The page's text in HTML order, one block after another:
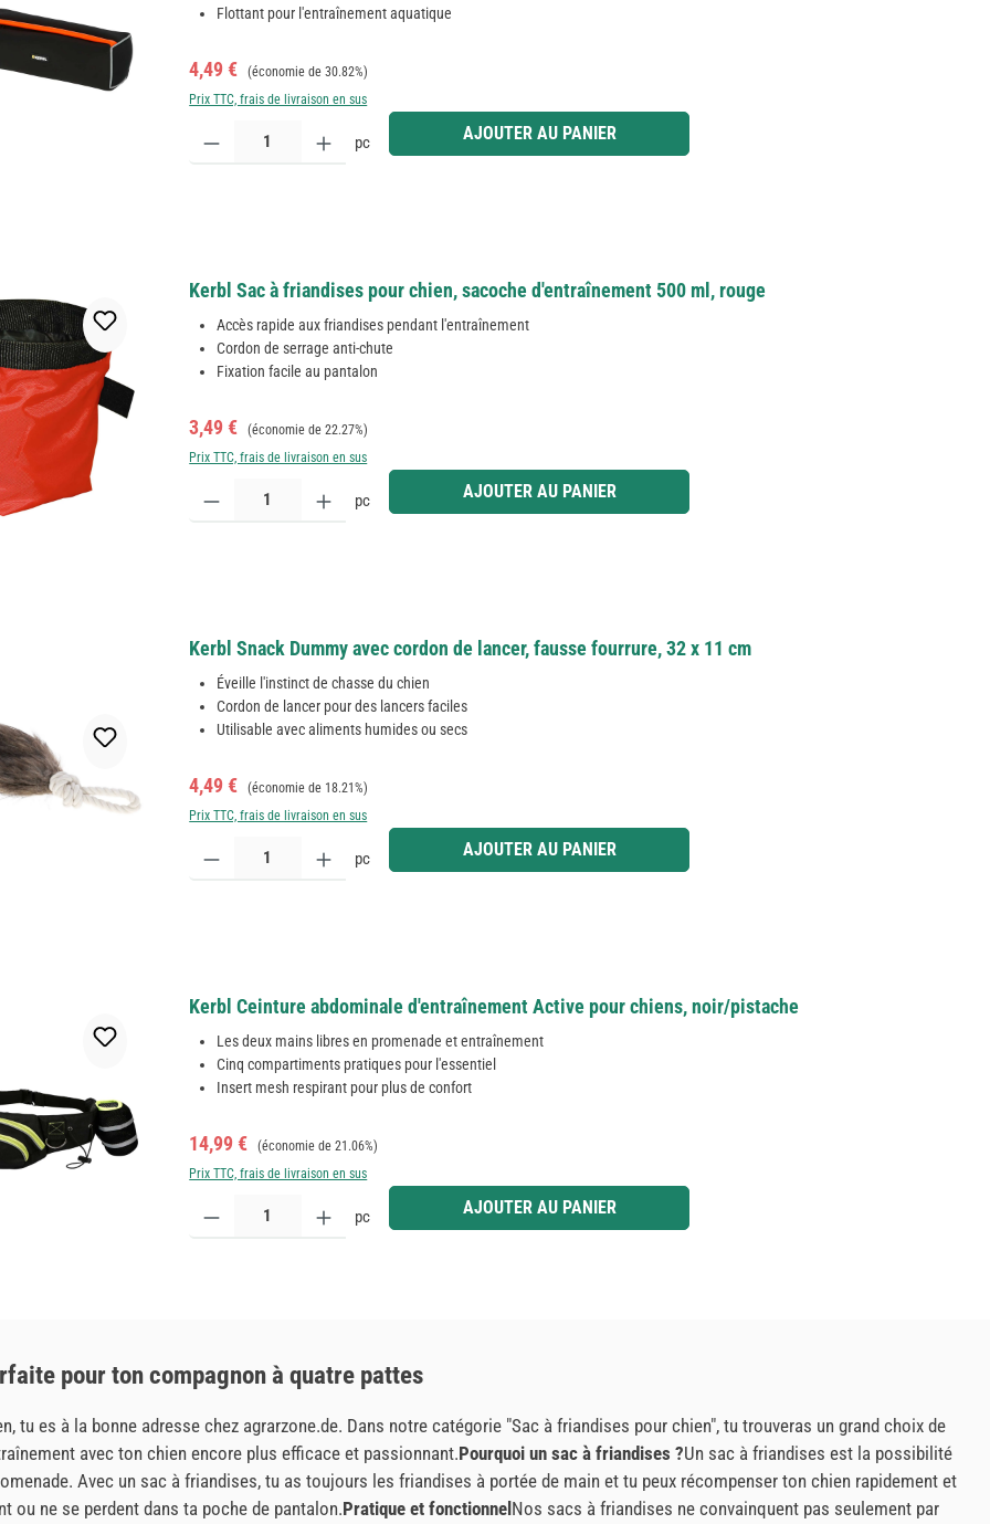
Flottant pour l'entraînement aquatique
Prix de vente :
4,49 € Prix régulier :
(économie de 30.82%)
Prix TTC, frais de livraison en sus
Quantité de produit : Entrez la quantité souhaitée ou utilisez les boutons pour augmenter ou diminuer la quantité.
pc AJOUTER AU PANIER
Kerbl Sac à friandises pour chien, sacoche d'entraînement 500 ml, rouge
Accès rapide aux friandises pendant l'entraînement
Cordon de serrage anti-chute
Fixation facile au pantalon
Prix de vente :
3,49 € Prix régulier :
(économie de 22.27%)
Prix TTC, frais de livraison en sus
Quantité de produit : Entrez la quantité souhaitée ou utilisez les boutons pour augmenter ou diminuer la quantité.
pc AJOUTER AU PANIER
Kerbl Snack Dummy avec cordon de lancer, fausse fourrure, 32 x 11 cm
Éveille l'instinct de chasse du chien
Cordon de lancer pour des lancers faciles
Utilisable avec aliments humides ou secs
Prix de vente :
4,49 € Prix régulier :
(économie de 18.21%)
Prix TTC, frais de livraison en sus
Quantité de produit : Entrez la quantité souhaitée ou utilisez les boutons pour augmenter ou diminuer la quantité.
pc AJOUTER AU PANIER
Kerbl Ceinture abdominale d'entraînement Active pour chiens, noir/pistache
Les deux mains libres en promenade et entraînement
Cinq compartiments pratiques pour l'essentiel
Insert mesh respirant pour plus de confort
Prix de vente :
14,99 € Prix régulier :
(économie de 21.06%)
Prix TTC, frais de livraison en sus
Quantité de produit : Entrez la quantité souhaitée ou utilisez les boutons pour augmenter ou diminuer la quantité.
pc AJOUTER AU PANIER
pour ton compagnon à quatre pattes
tu es à la bonne adresse chez agrarzone.de. Dans notre catégorie "Sac à friandises pour chien", tu trouveras un grand choix de
avec ton chien encore plus efficace et passionnant.Pourquoi un sac à friandises ?Un sac à friandises est la possibilité
Avec un sac à friandises, tu as toujours les friandises à portée de main et tu peux récompenser ton chien rapidement et
ou ne se perdent dans ta poche de pantalon.Pratique et fonctionnel Nos sacs à friandises ne convainquent pas seulement par